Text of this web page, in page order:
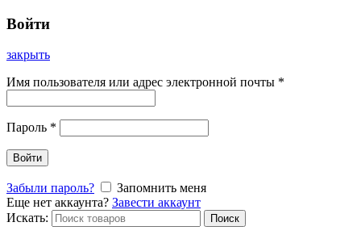
Войти
закрыть
Имя пользователя или адрес электронной почты *
Пароль *
Войти
Забыли пароль?
Запомнить меня
Еще нет аккаунта? Завести аккаунт
Искать:
Поиск